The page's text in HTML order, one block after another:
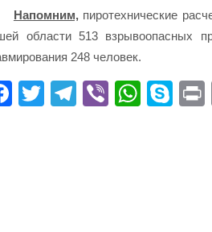
Напомним,пиротехнические
области 513 взрывоопасных
248 человек.
Fa T
Te Vi
W
S